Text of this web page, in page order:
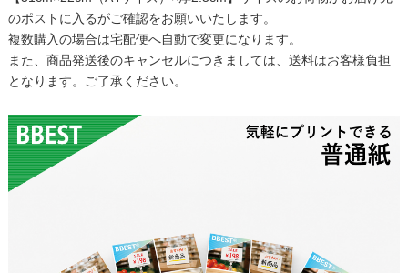
のポストに入るがご確認をお願いいたします。
複数購入の場合は宅配便へ自動で変更になります。
また、商品発送後のキャンセルにつきましては、送料はお客様負担
となります。ご了承ください。